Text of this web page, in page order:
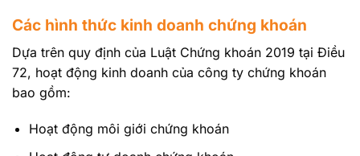
Các hình thức kinh doanh chứng khoán
Dựa trên quy định của Luật Chứng khoán 2019 tại Điều
72, hoạt động kinh doanh của công ty chứng khoán
bao gồm:
Hoạt động môi giới chứng khoán